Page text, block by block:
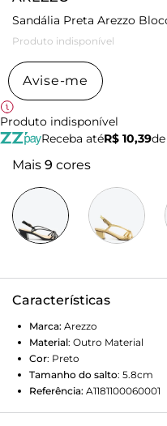
Sandália Preta Arezzo
Produto indisponível
Avise-me
Produto indisponível
Receba atéR$ 10,39
Mais 9 cores
Características
Marca: Arezzo
Material: Outro Material
Cor: Preto
Tamanho do salto: 5.8cm
Referência: A1181100060001